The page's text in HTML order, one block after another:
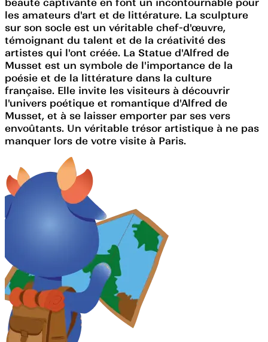
les amateurs d'art et de littérature. La sculpture
sur son socle est un véritable chef-d'œuvre,
témoignant du talent et de la créativité des
artistes qui l'ont créée. La Statue d'Alfred de
Musset est un symbole de l'importance de la
poésie et de la littérature dans la culture
française. Elle invite les visiteurs à découvrir
l'univers poétique et romantique d'Alfred de
Musset, et à se laisser emporter par ses vers
envoûtants. Un véritable trésor artistique à ne pas
manquer lors de votre visite à Paris.